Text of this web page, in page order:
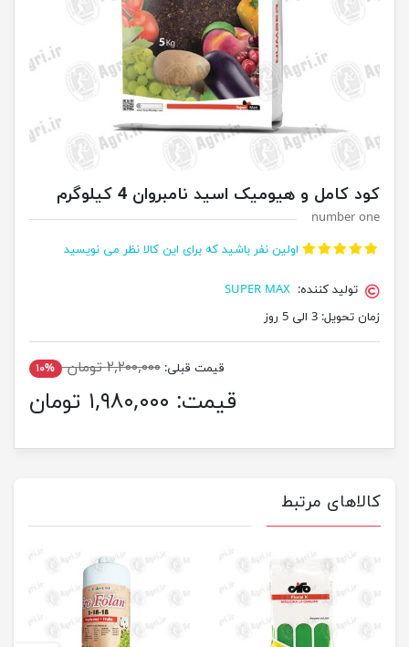
کود کامل و هیومیک اسید نامبروان 4 کیلوگرم
number one
اولین نفر باشید که برای این کالا نظر می نویسید
تولید کننده: SUPER MAX
زمان تحویل: 3 الی 5 روز
قیمت قبلی: ۲,۲۰۰,۰۰۰ تومان ۱۰%
قیمت: ۱,۹۸۰,۰۰۰ تومان
کالاهای مرتبط